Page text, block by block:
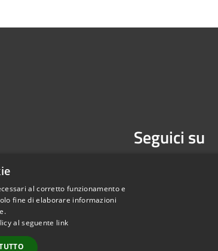
Seguici su
al corretto funzionamento e
fine di elaborare informazioni
al seguente link